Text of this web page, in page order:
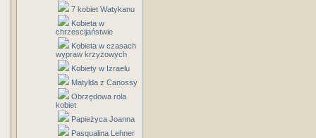
7 kobiet Watykanu
Kobieta w
chrzescijaństwie
Kobieta w czasach
wypraw krzyżowych
Kobiety w Izraelu
Matylda z Canossy
Obrzędowa rola
kobiet
Papieżyca Joanna
Pasqualina Lehner